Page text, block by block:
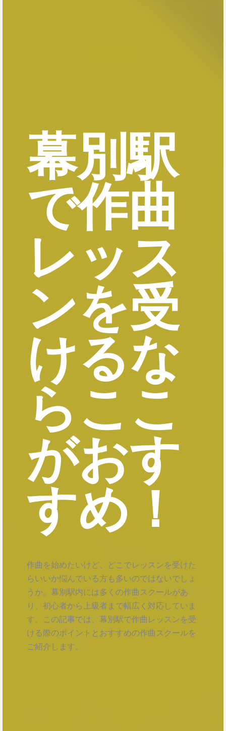
幕別駅
で作曲
レッス
ンを受
けるな
らここ
がおす
すめ！
作曲を始めたいけど、どこでレッスンを受けた
らいいか悩んでいる方も多いのではないでしょ
うか。幕別駅内には多くの作曲スクールがあ
り、初心者から上級者まで幅広く対応していま
す。この記事では、幕別駅で作曲レッスンを受
ける際のポイントとおすすめの作曲スクールを
ご紹介します。